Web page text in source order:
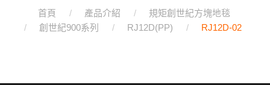
首頁 產品介紹
規矩創世紀方塊地毯
創世紀900系列
RJ12D(PP) RJ12D-02